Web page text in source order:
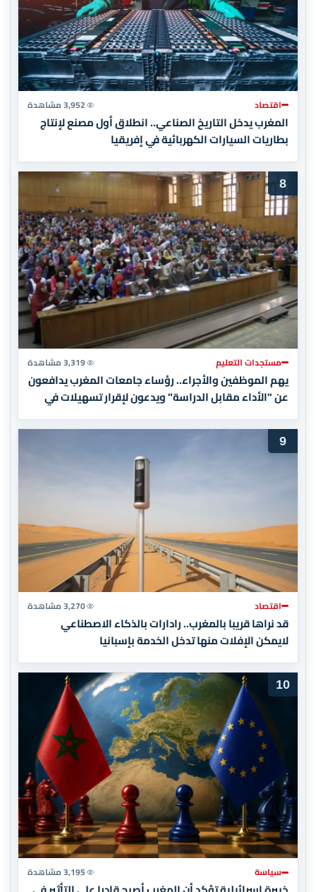
اقتصاد 3,952 مشاهدة
المغرب يدخل التاريخ الصناعي.. انطلاق أول مصنع لإنتاج
بطاريات السيارات الكهربائية في إفريقيا
8
مستجدات التعليم 3,319 مشاهدة
يهم الموظفين والأجراء.. رؤساء جامعات المغرب يدافعون
عن "الأداء مقابل الدراسة" ويدعون لإقرار تسهيلات في
الأداء (وثيقة)
9
اقتصاد 3,270 مشاهدة
قد نراها قريبا بالمغرب.. رادارات بالذكاء الاصطناعي
لايمكن الإفلات منها تدخل الخدمة بإسبانيا
10
سياسة 3,195 مشاهدة